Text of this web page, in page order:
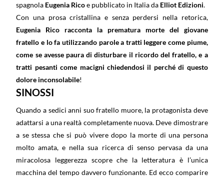
spagnola Eugenia Ricoe pubblicato in Italia da Elliot Edizioni.
Con una prosa cristallina e senza perdersi nella retorica,
Eugenia Rico racconta la prematura morte del giovane
fratello e lo fa utilizzando parole a tratti leggere come piume,
come se avesse paura di disturbare il ricordo del fratello, e a
tratti pesanti come macigni chiedendosi il perché di questo
dolore inconsolabile!
SINOSSI
Quando a sedici anni suo fratello muore, la protagonista deve
adattarsi a una realtà completamente nuova. Deve dimostrare
a se stessa che si può vivere dopo la morte di una persona
molto amata, e nella sua ricerca di senso pervasa da una
miracolosa leggerezza scopre che la letteratura è l’unica
macchina del tempo davvero funzionante. Ed ecco comparire